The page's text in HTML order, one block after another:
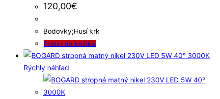
120,00€
Bodovky;Husí krk
Pridať do košíka
Rýchly náhľad